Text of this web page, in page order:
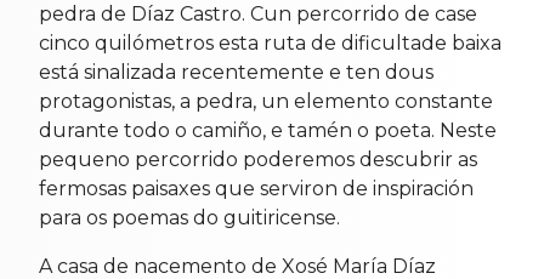
pedra de Díaz Castro. Cun percorrido de case
cinco quilómetros esta ruta de dificultade baixa
está sinalizada recentemente e ten dous
protagonistas, a pedra, un elemento constante
durante todo o camiño, e tamén o poeta. Neste
pequeno percorrido poderemos descubrir as
fermosas paisaxes que serviron de inspiración
para os poemas do guitiricense.
A casa de nacemento de Xosé María Díaz